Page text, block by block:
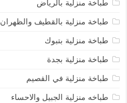
طباخة منزلية بالرياض
طباخة منزلية بالقطيف والظهران
طباخة منزلية بتبوك
طباخة منزلية بجدة
طباخة منزلية في القصيم
طباخه منزلية الجبيل والاحساء